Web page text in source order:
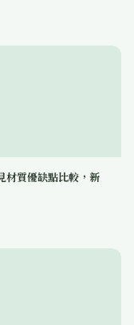
材質優缺點比較，新